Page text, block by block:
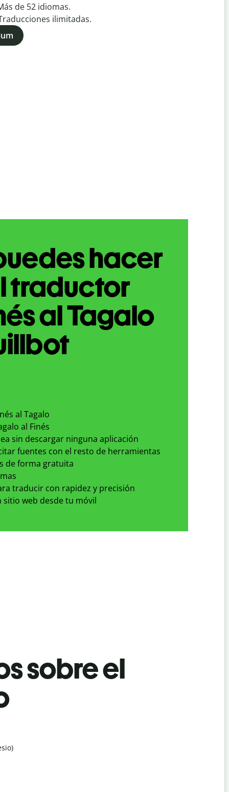
de 52 idiomas.
ilimitadas.
hacer
traductor
al Tagalo
al Tagalo
al Finés
sin descargar ninguna aplicación
fuentes con el resto de herramientas
de forma gratuita
traducir con rapidez y precisión
sitio web desde tu móvil
sobre el